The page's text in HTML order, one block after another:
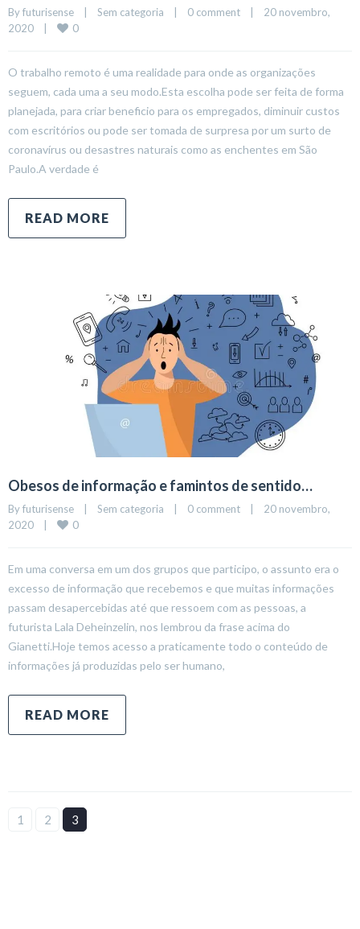
By futurisense Sem categoria 0 comment
20 novembro,
2020
0
O trabalho remoto é uma realidade para onde as organizações
seguem, cada uma a seu modo.Esta escolha pode ser feita de forma
planejada, para criar beneficio para os empregados, diminuir custos
com escritórios ou pode ser tomada de surpresa por um surto de
coronavírus ou desastres naturais como as enchentes em São
Paulo.A verdade é
READ MORE
Obesos de informação e famintos de sentido…
By futurisense | Sem categoria | 0 comment |
20 novembro,
2020
| 0
Em uma conversa em um dos grupos que participo, o assunto era o
excesso de informação que recebemos e que muitas informações
passam desapercebidas até que ressoem com as pessoas, a
futurista Lala Deheinzelin, nos lembrou da frase acima do
Gianetti.Hoje temos acesso a praticamente todo o conteúdo de
informações já produzidas pelo ser humano,
READ MORE
1 2 3